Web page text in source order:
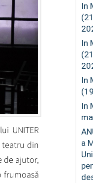
UNITER
teatru din
de ajutor,
frumoasă
In
In
In
In
a